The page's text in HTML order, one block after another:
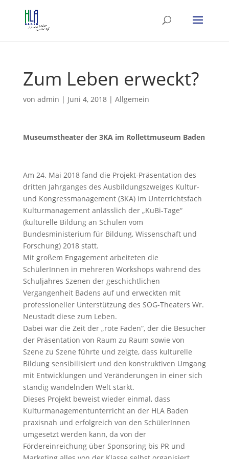
Zum Leben erweckt?
von admin | Juni 4, 2018| Allgemein
Museumstheater der 3KA im Rollettmuseum Baden
Am 24. Mai 2018 fand die Projekt-Präsentation des
dritten Jahrganges des Ausbildungszweiges Kultur-
und Kongressmanagement (3KA) im Unterrichtsfach
Kulturmanagement anlässlich der „KuBi-Tage“
(kulturelle Bildung an Schulen vom
Bundesministerium für Bildung, Wissenschaft und
Forschung) 2018 statt.
Mit großem Engagement arbeiteten die
SchülerInnen in mehreren Workshops während des
Schuljahres Szenen der geschichtlichen
Vergangenheit Badens auf und erweckten mit
professioneller Unterstützung des SOG-Theaters Wr.
Neustadt diese zum Leben.
Dabei war die Zeit der „rote Faden“, der die Besucher
der Präsentation von Raum zu Raum sowie von
Szene zu Szene führte und zeigte, dass kulturelle
Bildung sensibilisiert und den konstruktiven Umgang
mit Entwicklungen und Veränderungen in einer sich
ständig wandelnden Welt stärkt.
Dieses Projekt beweist wieder einmal, dass
Kulturmanagementunterricht an der HLA Baden
praxisnah und erfolgreich von den SchülerInnen
umgesetzt werden kann, da von der
Fördereinreichung über Sponsoring bis PR und